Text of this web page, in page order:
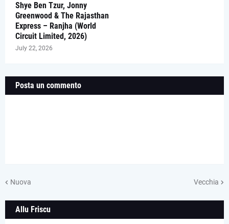
Shye Ben Tzur, Jonny
Greenwood & The Rajasthan
Express – Ranjha (World
Circuit Limited, 2026)
July 22, 2026
Posta un commento
Nuova Vecchia
Allu Friscu